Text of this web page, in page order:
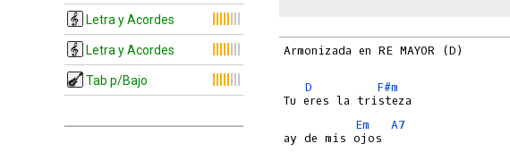
Letra y Acordes
Letra y Acordes
Tab p/Bajo
Armonizada en RE MAYOR (D)
D
F#m
Em
A7